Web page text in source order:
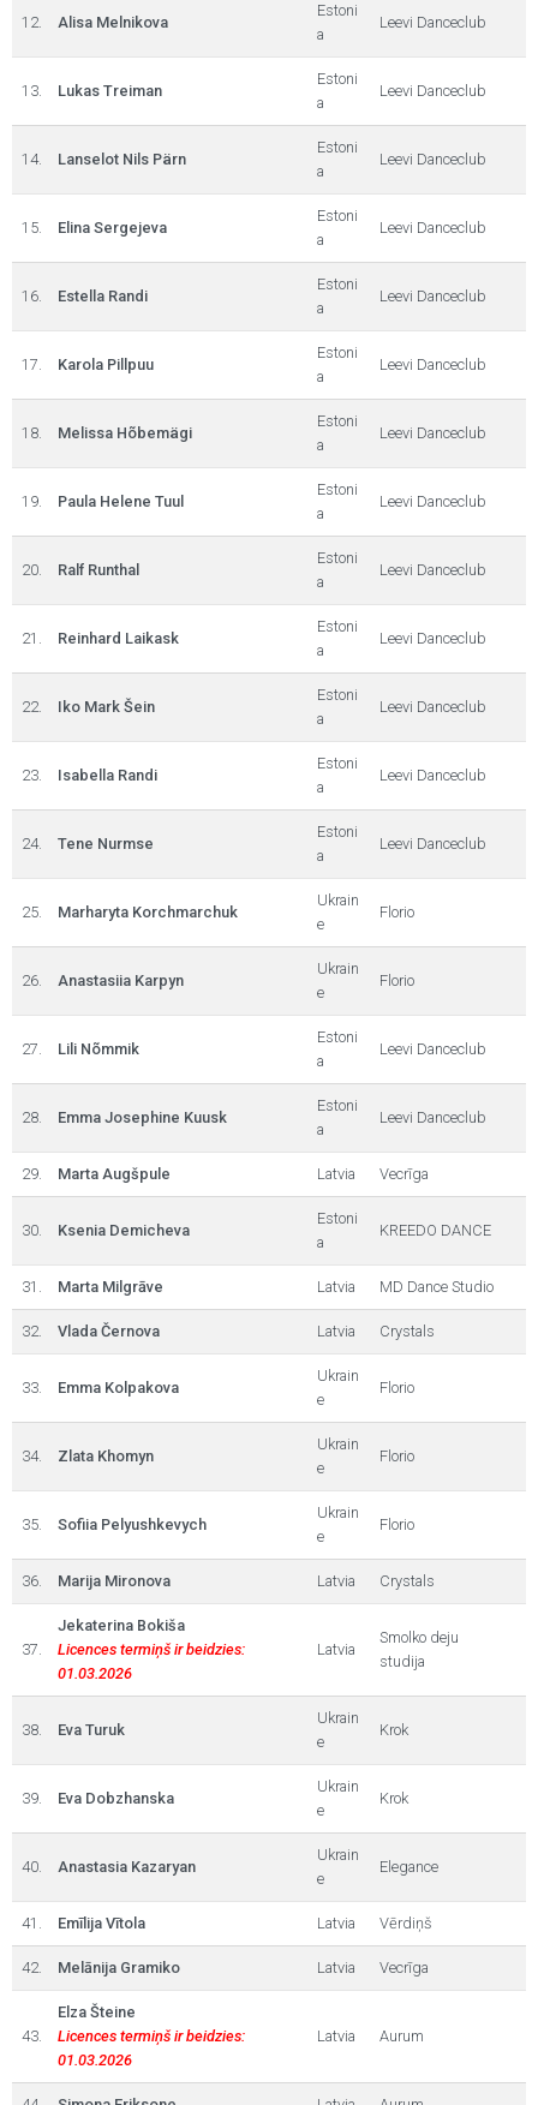
12. Alisa Melnikova
Estoni
a
Leevi Danceclub
13. Lukas Treiman
Estoni
a
Leevi Danceclub
14. Lanselot Nils Pärn
Estoni
a
Leevi Danceclub
15. Elina Sergejeva
Estoni
a
Leevi Danceclub
16. Estella Randi
Estoni
a
Leevi Danceclub
17. Karola Pillpuu
Estoni
a
Leevi Danceclub
18. Melissa Hõbemägi
Estoni
a
Leevi Danceclub
19. Paula Helene Tuul
Estoni
a
Leevi Danceclub
20. Ralf Runthal
Estoni
a
Leevi Danceclub
21. Reinhard Laikask
Estoni
a
Leevi Danceclub
22. Iko Mark Šein
Estoni
a
Leevi Danceclub
23. Isabella Randi
Estoni
a
Leevi Danceclub
24. Tene Nurmse
Estoni
a
Leevi Danceclub
25. Marharyta Korchmarchuk
Ukrain
e
Florio
26. Anastasiia Karpyn
Ukrain
e
Florio
27. Lili Nõmmik
Estoni
a
Leevi Danceclub
28. Emma Josephine Kuusk
Estoni
a
Leevi Danceclub
29. Marta Augšpule Latvia Vecrīga
30. Ksenia Demicheva
Estoni
a
KREEDO DANCE
31. Marta Milgrāve Latvia MD Dance Studio
32. Vlada Černova Latvia Crystals
33. Emma Kolpakova
Ukrain
e
Florio
34. Zlata Khomyn
Ukrain
e
Florio
35. Sofiia Pelyushkevych
Ukrain
e
Florio
36. Marija Mironova Latvia Crystals
37.
Jekaterina Bokiša
Licences termiņš ir beidzies:
01.03.2026
Latvia
Smolko deju
studija
38. Eva Turuk
Ukrain
e
Krok
39. Eva Dobzhanska
Ukrain
e
Krok
40. Anastasia Kazaryan
Ukrain
e
Elegance
41. Emīlija Vītola Latvia Vērdiņš
42. Melānija Gramiko Latvia Vecrīga
43.
Elza Šteine
Licences termiņš ir beidzies:
01.03.2026
Latvia Aurum